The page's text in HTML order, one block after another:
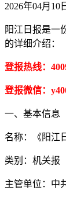
2026年04月10
阳江日报是一
的详细介绍：
登报热线：
登报微信：
一、基本信息
名称：《阳江
类别：机关报
主管单位：中